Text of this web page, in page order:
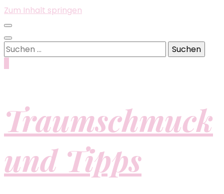
Zum Inhalt springen
Suchen
nach:
Traumschmuck
und Tipps